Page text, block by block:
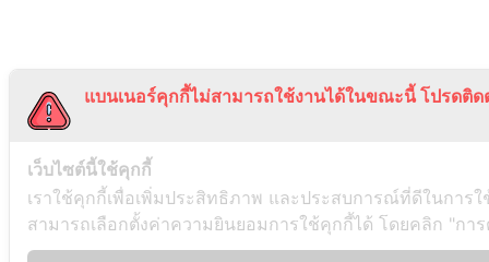
แบนเนอร์คุกกี้ไม่สามารถใช้งานได้ในขณะนี้ โปรดติด
เว็บไซต์นี้ใช้คุกกี้
เราใช้คุกกี้เพื่อเพิ่มประสิทธิภาพ และประสบการณ์ที่ดีในการ
สามารถเลือกตั้งค่าความยินยอมการใช้คุกกี้ได้ โดยคลิก "กา